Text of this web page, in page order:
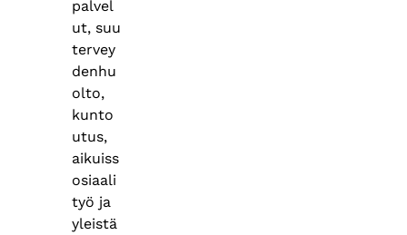
palvel
ut, suu
tervey
denhu
olto,
kunto
utus,
aikuiss
osiaali
työ ja
yleistä